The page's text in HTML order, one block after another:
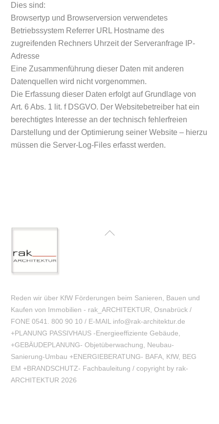
Dies sind:
Browsertyp und Browserversion verwendetes
Betriebssystem Referrer URL Hostname des
zugreifenden Rechners Uhrzeit der Serveranfrage IP-
Adresse
Eine Zusammenführung dieser Daten mit anderen
Datenquellen wird nicht vorgenommen.
Die Erfassung dieser Daten erfolgt auf Grundlage von
Art. 6 Abs. 1 lit. f DSGVO. Der Websitebetreiber hat ein
berechtigtes Interesse an der technisch fehlerfreien
Darstellung und der Optimierung seiner Website – hierzu
müssen die Server-Log-Files erfasst werden.
Back
Reden wir über KfW Förderungen beim Sanieren, Bauen und
Kaufen von Immobilien - rak_ARCHITEKTUR, Osnabrück /
FONE 0541. 800 90 10 / E-MAIL info@rak-architektur.de
+PLANUNG PASSIVHAUS -Energieeffiziente Gebäude,
+GEBÄUDEPLANUNG- Objetüberwachung, Neubau-
Sanierung-Umbau +ENERGIEBERATUNG- BAFA, KfW, BEG
EM +BRANDSCHUTZ- Fachbauleitung / copyright by rak-
ARCHITEKTUR 2026